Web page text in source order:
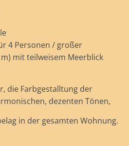
4 Personen / großer
mit teilweisem Meerblick
die Farbgestalltung der
dezenten Tönen,
in der gesamten Wohnung.